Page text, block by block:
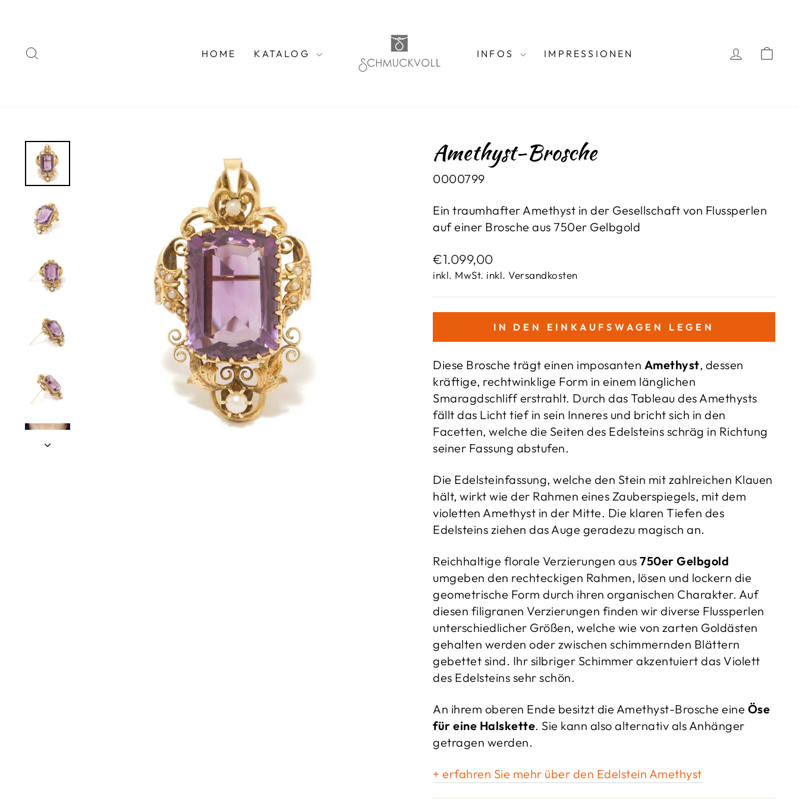
HOME KATALOG INFOS IMPRESSIONEN
Amethyst-Brosche
0000799
Ein traumhafter Amethyst in der Gesellschaft von Flussperlen
auf einer Brosche aus 750er Gelbgold
Normaler
Preis
€1.099,00
inkl. MwSt. inkl. Versandkosten
IN DEN EINKAUFSWAGEN LEGEN
Diese Brosche trägt einen imposanten Amethyst, dessen
kräftige, rechtwinklige Form in einem länglichen
Smaragdschliff erstrahlt. Durch das Tableau des Amethysts
fällt das Licht tief in sein Inneres und bricht sich in den
Facetten, welche die Seiten des Edelsteins schräg in Richtung
seiner Fassung abstufen.
Die Edelsteinfassung, welche den Stein mit zahlreichen Klauen
hält, wirkt wie der Rahmen eines Zauberspiegels, mit dem
violetten Amethyst in der Mitte. Die klaren Tiefen des
Edelsteins ziehen das Auge geradezu magisch an.
Reichhaltige florale Verzierungen aus 750er Gelbgold
umgeben den rechteckigen Rahmen, lösen und lockern die
geometrische Form durch ihren organischen Charakter. Auf
diesen filigranen Verzierungen finden wir diverse Flussperlen
unterschiedlicher Größen, welche wie von zarten Goldästen
gehalten werden oder zwischen schimmernden Blättern
gebettet sind. Ihr silbriger Schimmer akzentuiert das Violett
des Edelsteins sehr schön.
An ihrem oberen Ende besitzt die Amethyst-Brosche eine Öse
für eine Halskette. Sie kann also alternativ als Anhänger
getragen werden.
+ erfahren Sie mehr über den Edelstein Amethyst